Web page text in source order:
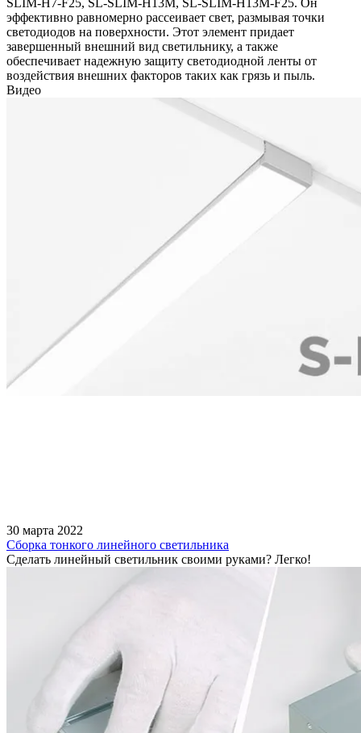
эффективно равномерно рассеивает свет, размывая точки
светодиодов на поверхности. Этот элемент придает
завершенный внешний вид светильнику, а также
обеспечивает надежную защиту светодиодной ленты от
воздействия внешних факторов таких как грязь и пыль.
Видео
30 марта 2022
Сборка тонкого линейного светильника
Сделать линейный светильник своими руками? Легко!